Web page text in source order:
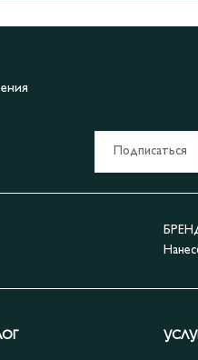
Подписаться